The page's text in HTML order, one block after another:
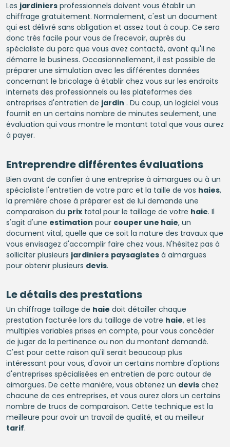
Les jardiniersprofessionnels doivent vous établir un
chiffrage gratuitement. Normalement, c'est un document
qui est délivré sans obligation et assez tout à coup. Ce sera
donc très facile pour vous de l'recevoir, auprès du
spécialiste du parc que vous avez contacté, avant qu'il ne
démarre le business. Occasionnellement, il est possible de
préparer une simulation avec les différentes données
concernant le bricolage à établir chez vous sur les endroits
internets des professionnels ou les plateformes des
entreprises d'entretien de jardin . Du coup, un logiciel vous
fournit en un certains nombre de minutes seulement, une
évaluation qui vous montre le montant total que vous aurez
à payer.
Entreprendre différentes évaluations
Bien avant de confier à une entreprise à aimargues ou à un
spécialiste l'entretien de votre parc et la taille de vos haies,
la première chose à préparer est de lui demande une
comparaison du prixtotal pour le taillage de votre haie. Il
s'agit d'une estimation pour couper une haie, un
document vital, quelle que ce soit la nature des travaux que
vous envisagez d'accomplir faire chez vous. N'hésitez pas à
solliciter plusieurs jardiniers paysagistesà aimargues
pour obtenir plusieurs devis.
Le détails des prestations
Un chiffrage taillage de haie doit détailler chaque
prestation facturée lors du taillage de votre haie, et les
multiples variables prises en compte, pour vous concéder
de juger de la pertinence ou non du montant demandé.
C'est pour cette raison qu'il serait beaucoup plus
intéressant pour vous, d'avoir un certains nombre d'options
d'entreprises spécialisées en entretien de parc autour de
aimargues. De cette manière, vous obtenez un devischez
chacune de ces entreprises, et vous aurez alors un certains
nombre de trucs de comparaison. Cette technique est la
meilleure pour avoir un travail de qualité, et au meilleur
tarif.